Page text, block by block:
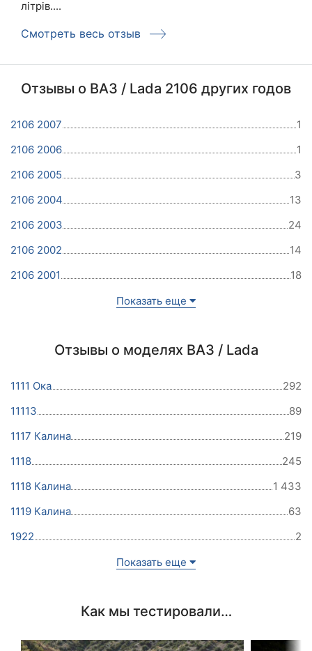
літрів....
Смотреть весь отзыв
Отзывы о ВАЗ / Lada 2106 других годов
2106 2007
1
2106 2006
1
2106 2005
3
2106 2004
13
2106 2003
24
2106 2002
14
2106 2001
18
Показать еще
Отзывы о моделях ВАЗ / Lada
1111 Ока
292
11113
89
1117 Калина
219
1118
245
1118 Калина
1 433
1119 Калина
63
1922
2
Показать еще
Как мы тестировали…